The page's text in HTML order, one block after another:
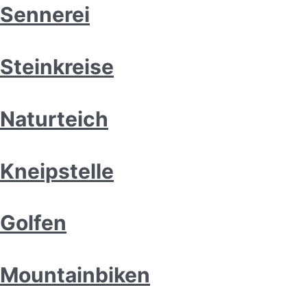
Sennerei
Steinkreise
Naturteich
Kneipstelle
Golfen
Mountainbiken